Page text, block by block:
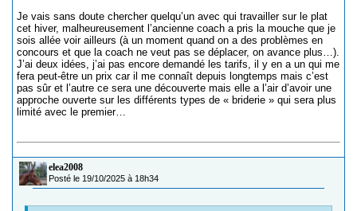
Je vais sans doute chercher quelqu’un avec qui travailler sur le plat
cet hiver, malheureusement l’ancienne coach a pris la mouche que je
sois allée voir ailleurs (à un moment quand on a des problèmes en
concours et que la coach ne veut pas se déplacer, on avance plus…).
J’ai deux idées, j’ai pas encore demandé les tarifs, il y en a un qui me
fera peut-être un prix car il me connaît depuis longtemps mais c’est
pas sûr et l’autre ce sera une découverte mais elle a l’air d’avoir une
approche ouverte sur les différents types de « briderie » qui sera plus
limité avec le premier…
elea2008
Posté le 19/10/2025 à 18h34